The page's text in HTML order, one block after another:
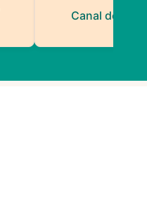
Canal do